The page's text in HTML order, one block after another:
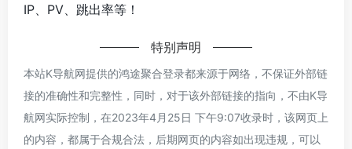
IP、PV、跳出率等！
特别声明
本站K导航网提供的鸿途聚合登录都来源于网络，不保证外部链
接的准确性和完整性，同时，对于该外部链接的指向，不由K导
航网实际控制，在2023年4月25日 下午9:07收录时，该网页上
的内容，都属于合规合法，后期网页的内容如出现违规，可以